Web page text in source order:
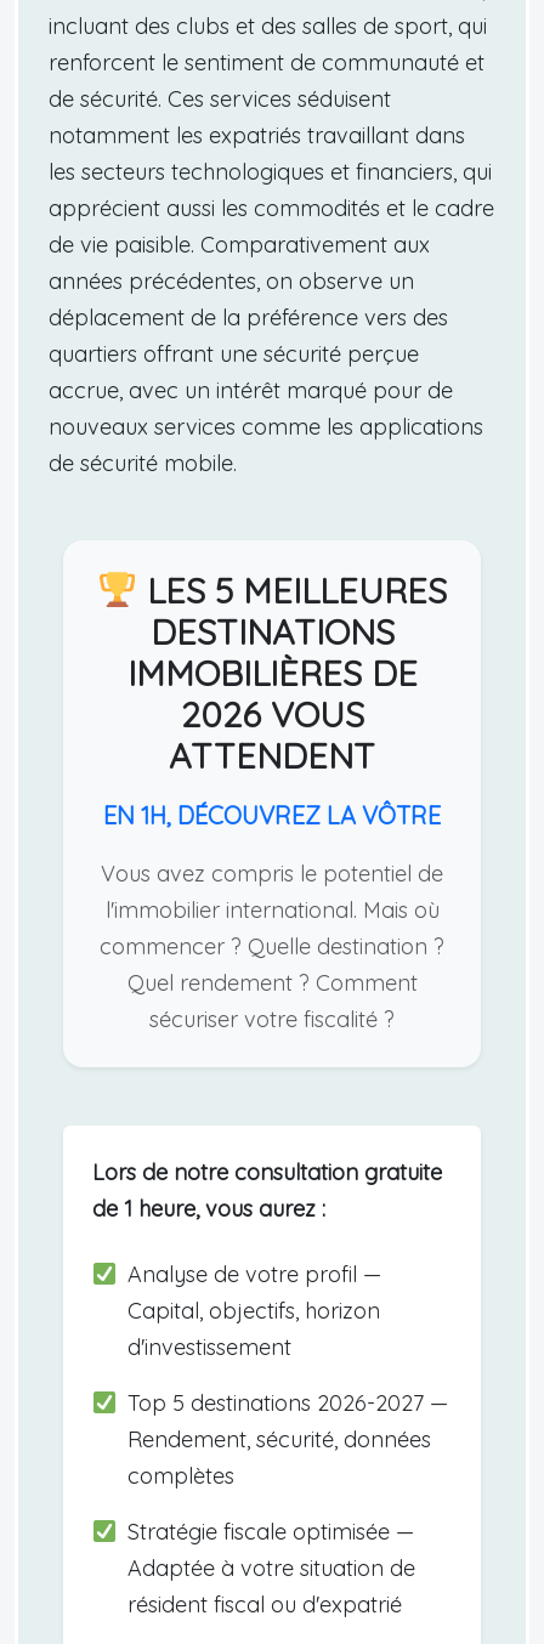
incluant des clubs et des salles de sport, qui
renforcent le sentiment de communauté et
de sécurité. Ces services séduisent
notamment les expatriés travaillant dans
les secteurs technologiques et financiers, qui
apprécient aussi les commodités et le cadre
de vie paisible. Comparativement aux
années précédentes, on observe un
déplacement de la préférence vers des
quartiers offrant une sécurité perçue
accrue, avec un intérêt marqué pour de
nouveaux services comme les applications
de sécurité mobile.
LES 5 MEILLEURES
DESTINATIONS
IMMOBILIÈRES DE
2026 VOUS
ATTENDENT
EN 1H, DÉCOUVREZ LA VÔTRE
Vous avez compris le potentiel de
l'immobilier international. Mais où
commencer ? Quelle destination ?
Quel rendement ? Comment
sécuriser votre fiscalité ?
Lors de notre consultation gratuite
de 1 heure, vous aurez :
Analyse de votre profil —
Capital, objectifs, horizon
d'investissement
Top 5 destinations 2026-2027 —
Rendement, sécurité, données
complètes
Stratégie fiscale optimisée —
Adaptée à votre situation de
résident fiscal ou d'expatrié